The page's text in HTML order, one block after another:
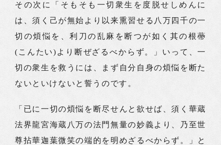
その次に「そもそも一切衆生を度脱せしめんに
は、須く己が無始より以来熏習せる八万四千の一
切の煩悩を、利刀の乱麻を断つが如く其の根蔕
(こんたい)より断ぜざるべからず。」いって、一
切の衆生を救うには、まず自分自身の煩悩を断た
ないといけないと誓うのです。
「已に一切の煩悩を断尽せんと欲せば、須く華蔵
法界龍宮海蔵八万の法門無量の妙義より、乃至世
尊拈華迦葉微笑の端的を明めざるべからず。」と